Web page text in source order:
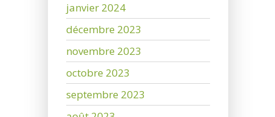
janvier 2024
décembre 2023
novembre 2023
octobre 2023
septembre 2023